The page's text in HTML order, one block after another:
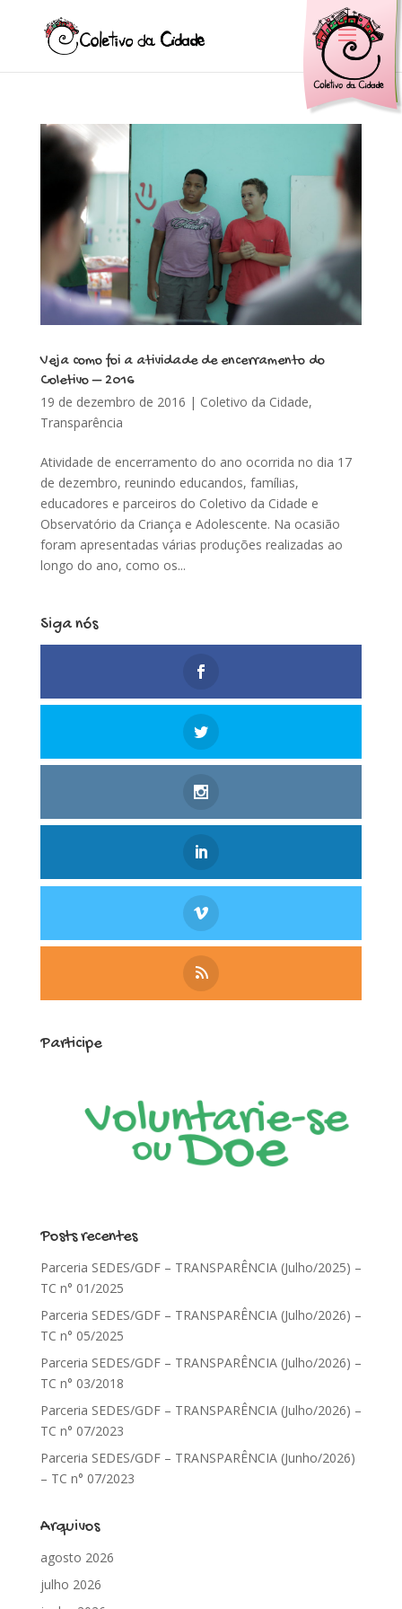
Veja como foi a atividade de encerramento do
Coletivo – 2016
19 de dezembro de 2016 | Coletivo da Cidade,
Transparência
Atividade de encerramento do ano ocorrida no dia 17
de dezembro, reunindo educandos, famílias,
educadores e parceiros do Coletivo da Cidade e
Observatório da Criança e Adolescente. Na ocasião
foram apresentadas várias produções realizadas ao
longo do ano, como os...
Siga nós
Participe
Posts recentes
Parceria SEDES/GDF – TRANSPARÊNCIA (Julho/2025) –
TC n° 01/2025
Parceria SEDES/GDF – TRANSPARÊNCIA (Julho/2026) –
TC n° 05/2025
Parceria SEDES/GDF – TRANSPARÊNCIA (Julho/2026) –
TC n° 03/2018
Parceria SEDES/GDF – TRANSPARÊNCIA (Julho/2026) –
TC n° 07/2023
Parceria SEDES/GDF – TRANSPARÊNCIA (Junho/2026)
– TC n° 07/2023
Arquivos
agosto 2026
julho 2026